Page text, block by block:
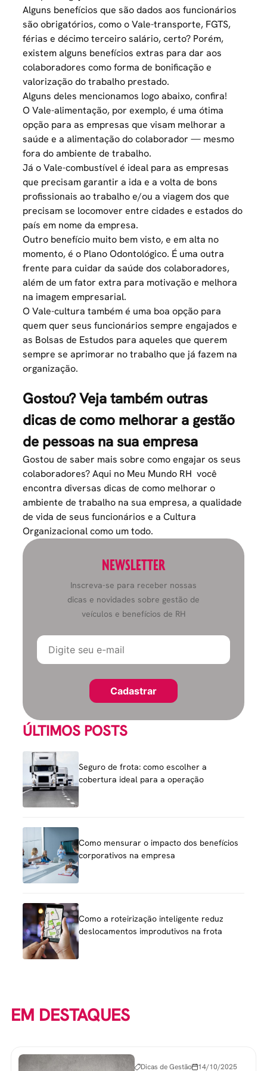
Alguns benefícios que são dados aos funcionários
são obrigatórios, como o Vale-transporte, FGTS,
férias e décimo terceiro salário, certo? Porém,
existem alguns benefícios extras para dar aos
colaboradores como forma de bonificação e
valorização do trabalho prestado.
Alguns deles mencionamos logo abaixo, confira!
OVale-alimentação, por exemplo, é uma ótima
opção para as empresas que visam melhorar a
saúde e a alimentação do colaborador — mesmo
fora do ambiente de trabalho.
Já oVale-combustívelé ideal para as empresas
que precisam garantir a ida e a volta de bons
profissionais ao trabalho e/ou a viagem dos que
precisam se locomover entre cidades e estados do
país em nome da empresa.
Outro benefício muito bem visto, e em alta no
momento, é o Plano Odontológico. É uma outra
frente para cuidar da saúde dos colaboradores,
além de um fator extra para motivação e melhora
na imagem empresarial.
O Vale-cultura também é uma boa opção para
quem quer seus funcionários sempre engajados e
as Bolsas de Estudos para aqueles que querem
sempre se aprimorar no trabalho que já fazem na
organização.
Gostou? Veja também outras
dicas de como melhorar a gestão
de pessoas na sua empresa
Gostou de saber mais sobre como engajar os seus
colaboradores? Aqui no Meu Mundo RH você
encontra diversas dicas de como melhorar o
ambiente de trabalho na sua empresa, a qualidade
de vida de seus funcionários e a Cultura
Organizacional como um todo.
NEWSLETTER
Inscreva-se para receber nossas
dicas e novidades sobre gestão de
veículos e benefícios de RH
ÚLTIMOS POSTS
Seguro de frota: como escolher a
cobertura ideal para a operação
Como mensurar o impacto dos benefícios
corporativos na empresa
Como a roteirização inteligente reduz
deslocamentos improdutivos na frota
EM DESTAQUES
Dicas de Gestão 14/10/2025